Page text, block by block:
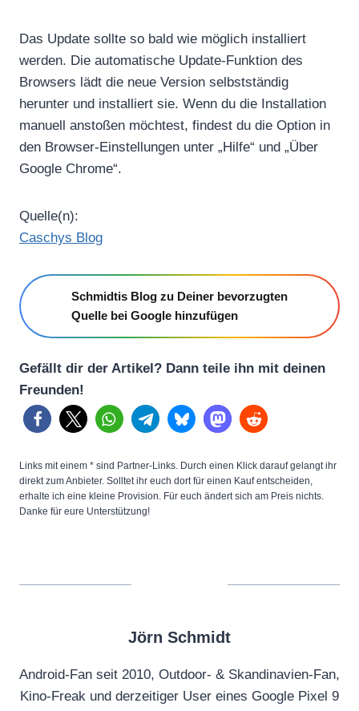
Das Update sollte so bald wie möglich installiert
werden. Die automatische Update-Funktion des
Browsers lädt die neue Version selbstständig
herunter und installiert sie. Wenn du die Installation
manuell anstoßen möchtest, findest du die Option in
den Browser-Einstellungen unter „Hilfe“ und „Über
Google Chrome“.
Quelle(n):
Caschys Blog
Schmidtis Blog zu Deiner bevorzugten
Quelle bei Google hinzufügen
Gefällt dir der Artikel? Dann teile ihn mit deinen
Freunden!
Links mit einem * sind Partner-Links. Durch einen Klick darauf gelangt ihr
direkt zum Anbieter. Solltet ihr euch dort für einen Kauf entscheiden,
erhalte ich eine kleine Provision. Für euch ändert sich am Preis nichts.
Danke für eure Unterstützung!
Jörn Schmidt
Android-Fan seit 2010, Outdoor- & Skandinavien-Fan,
Kino-Freak und derzeitiger User eines Google Pixel 9